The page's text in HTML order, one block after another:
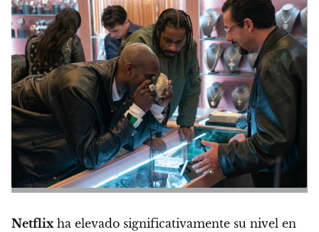
Netflixha elevado significativamente su nivel en